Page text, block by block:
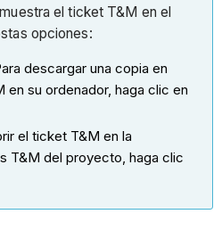
el ticket T&M en el
opciones:
descargar una copia en
en su ordenador, haga clic en
el ticket T&M en la
T&M del proyecto, haga clic